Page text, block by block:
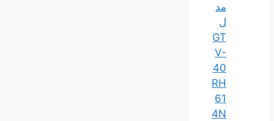
مد
ل
GT
V-
40
RH
61
4N